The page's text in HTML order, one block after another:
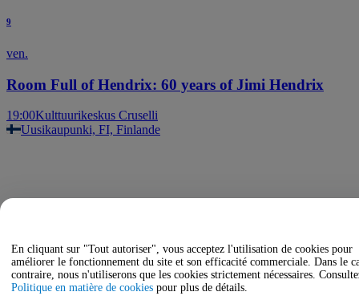
9
ven.
Room Full of Hendrix: 60 years of Jimi Hendrix
19:00Kulttuurikeskus Cruselli
Uusikaupunki, FI, Finlande
En cliquant sur "Tout autoriser", vous acceptez l'utilisation de cookies pour
améliorer le fonctionnement du site et son efficacité commerciale. Dans le
contraire, nous n'utiliserons que les cookies strictement nécessaires.
Politique en matière de cookies pour plus de détails.